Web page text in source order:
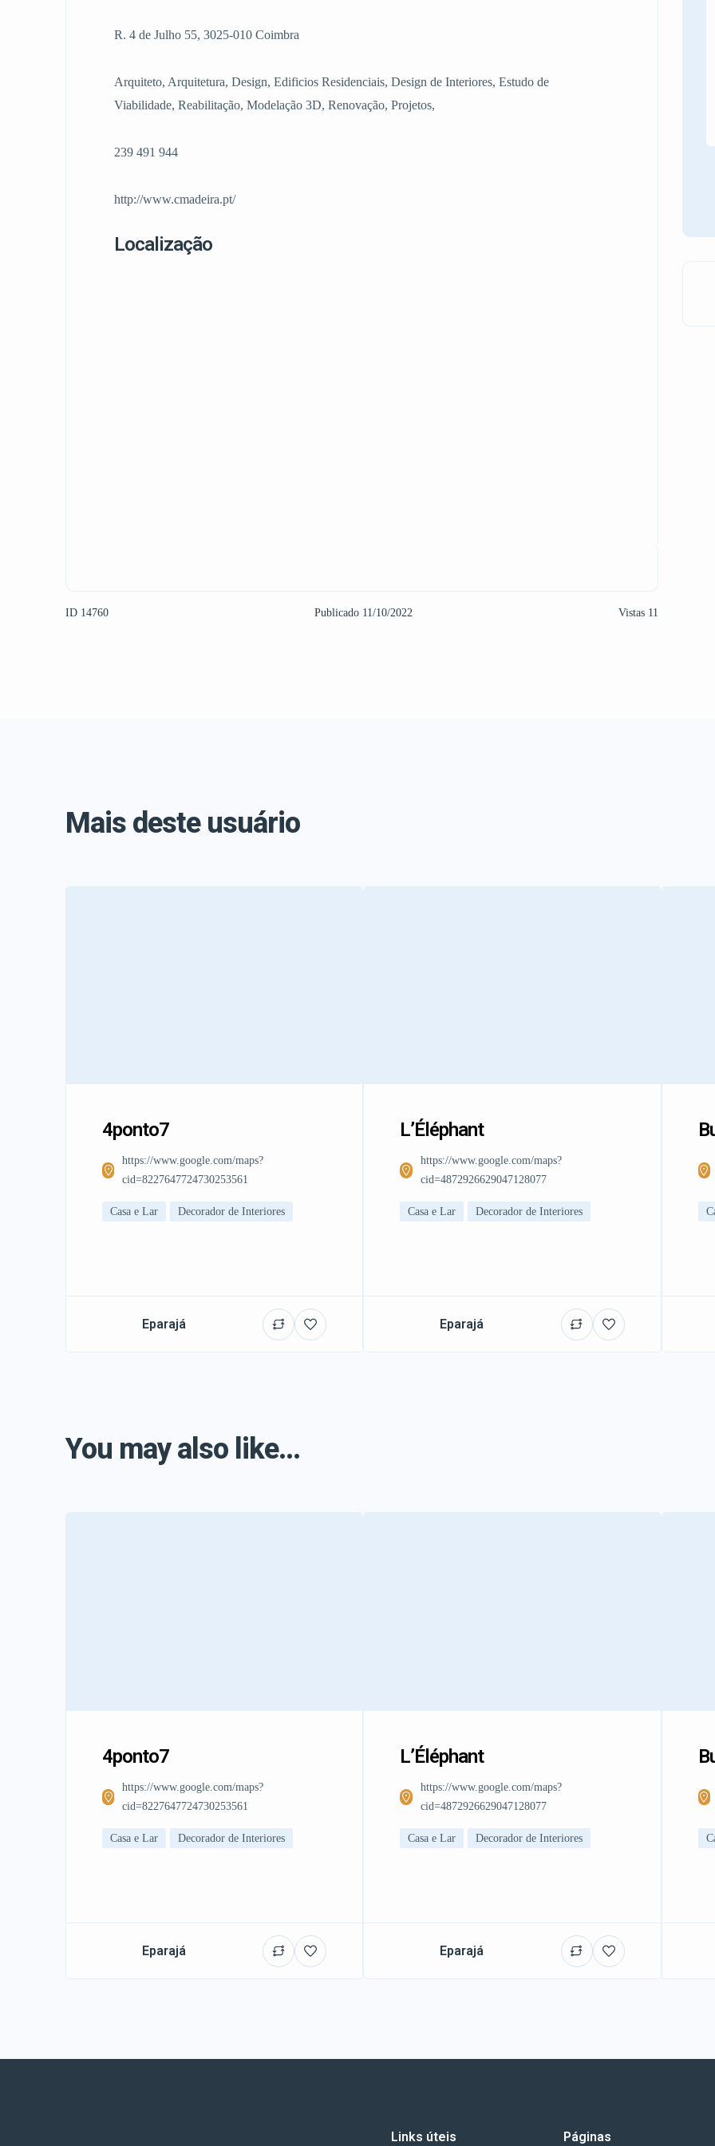
R. 4 de Julho 55, 3025-010 Coimbra
Arquiteto, Arquitetura, Design, Edificios Residenciais, Design de Interiores, Estudo de
Viabilidade, Reabilitação, Modelação 3D, Renovação, Projetos,
239 491 944
http://www.cmadeira.pt/
Localização
ID 14760 Publicado 11/10/2022 Vistas 11
Mais deste usuário
4ponto7
https://www.google.com/maps?
cid=8227647724730253561
Casa e Lar Decorador de Interiores
Eparajá
L’Éléphant
https://www.google.com/maps?
cid=4872926629047128077
Casa e Lar Decorador de Interiores
Eparajá
You may also like...
4ponto7
https://www.google.com/maps?
cid=8227647724730253561
Casa e Lar Decorador de Interiores
Eparajá
L’Éléphant
https://www.google.com/maps?
cid=4872926629047128077
Casa e Lar Decorador de Interiores
Eparajá
Links úteis Páginas